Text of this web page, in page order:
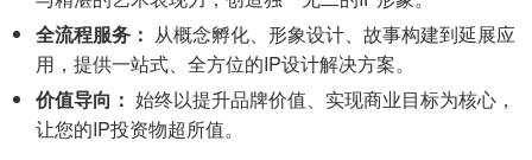
全流程服务： 从概念孵化、形象设计、故事构建到延展应
用，提供一站式、全方位的IP设计解决方案。
价值导向： 始终以提升品牌价值、实现商业目标为核心，
让您的IP投资物超所值。